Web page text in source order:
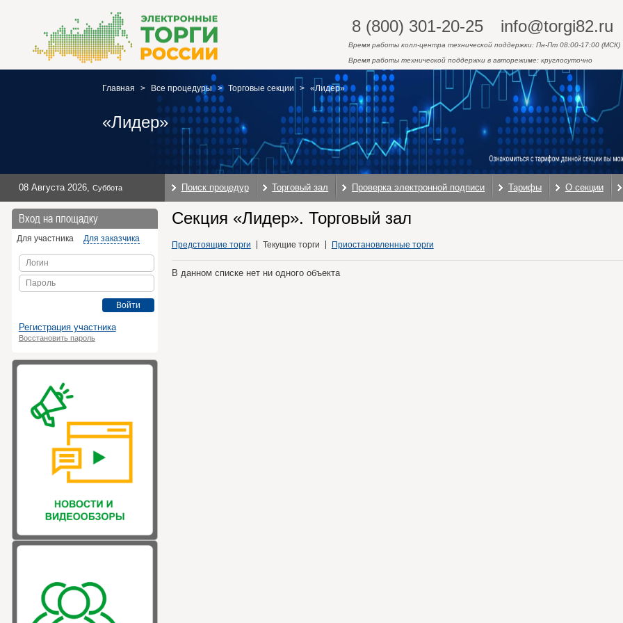
8 (800) 301-20-25 info@torgi82.ru
Время работы колл-центра технической поддержки: Пн-Пт 08:00-17:00 (МСК)
Время работы технической поддержки в авторежиме: круглосуточно
Главная > Все процедуры > Торговые секции > «Лидер»
«Лидер»
08 Августа 2026, Суббота Поиск процедур Торговый зал Проверка электронной подписи Тарифы О секции
Вход на площадку
Для участника Для заказчика
Логин
Пароль
Войти
Регистрация участника
Восстановить пароль
Секция «Лидер». Торговый зал
Предстоящие торги Текущие торги Приостановленные торги
В данном списке нет ни одного объекта